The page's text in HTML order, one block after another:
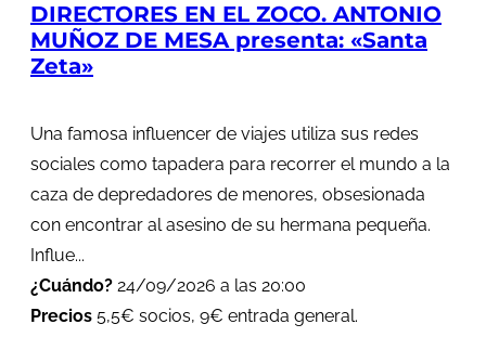
DIRECTORES EN EL ZOCO. ANTONIO
MUÑOZ DE MESA presenta: «Santa
Zeta»
Una famosa influencer de viajes utiliza sus redes
sociales como tapadera para recorrer el mundo a la
caza de depredadores de menores, obsesionada
con encontrar al asesino de su hermana pequeña.
Influe...
¿Cuándo? 24/09/2026 a las 20:00
Precios 5,5€ socios, 9€ entrada general.